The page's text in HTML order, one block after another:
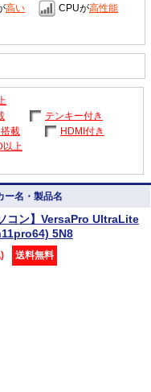
高い CPUが高性能
テンキー付き
載
HDMI付き
以上
名・製品名
コン】VersaPro UltraLite
5N8
送料無料